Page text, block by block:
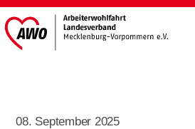
08. September 2025